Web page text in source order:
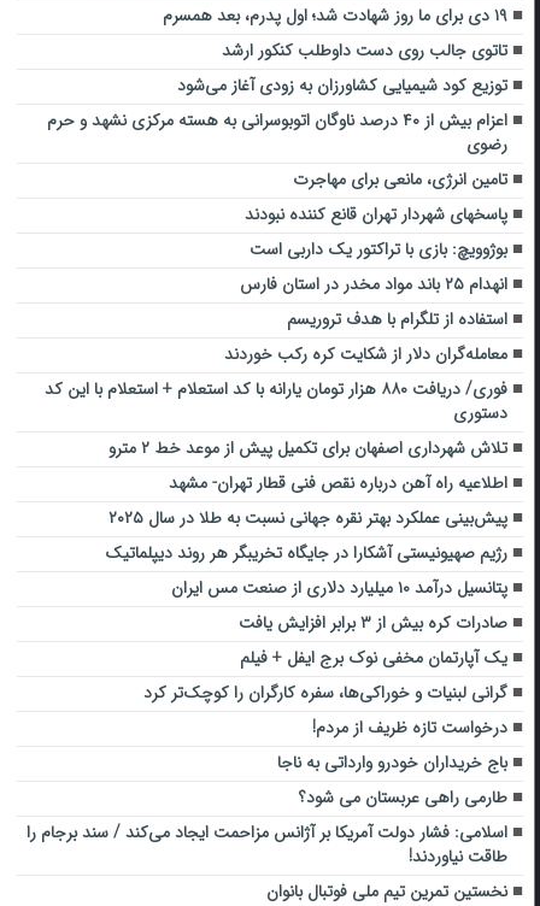
۱۹ دی برای ما روز شهادت شد؛ اول پدرم، بعد همسرم
تاتوی جالب روی دست داوطلب کنکور ارشد
توزیع کود شیمیایی کشاورزان به زودی آغاز می‌شود
اعزام بیش از ۴۰ درصد ناوگان اتوبوسرانی به هسته مرکزی نشهد و حرم
رضوی
تامین انرژی، مانعی برای مهاجرت
پاسخهای شهردار تهران قانع کننده نبودند
بوژوویچ: بازی با تراکتور یک داربی است
انهدام ۲۵ باند مواد مخدر در استان فارس
استفاده از تلگرام با هدف تروریسم
معامله‌گران دلار از شکایت کره رکب خوردند
فوری/ دریافت ۸۸۰ هزار تومان یارانه با کد استعلام + استعلام با این کد
دستوری
تلاش شهرداری اصفهان برای تکمیل پیش از موعد خط ۲ مترو
اطلاعیه راه آهن درباره نقص فنی قطار تهران- مشهد
پیش‌بینی عملکرد بهتر نقره جهانی نسبت به طلا در سال ۲۰۲۵
رژیم صهیونیستی آشکارا در جایگاه تخریبگر هر روند دیپلماتیک
پتانسیل درآمد ۱۰ میلیارد دلاری از صنعت مس ایران
صادرات کره بیش از ۳ برابر افزایش یافت
یک آپارتمان مخفی نوک برج ایفل + فیلم
گرانی لبنیات و خوراکی‌ها، سفره کارگران را کوچک‌تر کرد
درخواست تازه ظریف از مردم!
باج خریداران خودرو وارداتی به ناجا
طارمی راهی عربستان می شود؟
اسلامی: فشار دولت آمریکا بر آژانس مزاحمت ایجاد می‌کند / سند برجام را
طاقت نیاوردند!
نخستین تمرین تیم ملی فوتبال بانوان